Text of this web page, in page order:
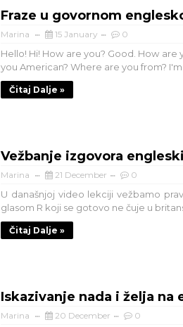
Fraze u govornom
Marina 15 January 0
Hello! Hi! How are you? Good. How are
you American? Where are you from? I'm
Čitaj Dalje »
Vežbanje izgovora
Marina 21 December 0
U današnjoj video lekciji vežbamo
glasom R koji se gotovo ne čuje u
Čitaj Dalje »
Iskazivanje nada i želja na
Marina 20 December 0